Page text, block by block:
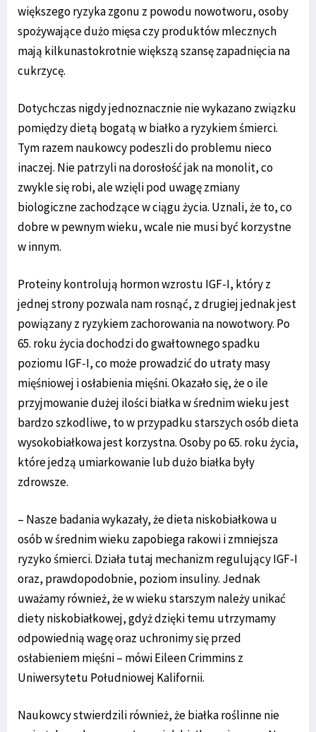
większego ryzyka zgonu z powodu nowotworu, osoby
spożywające dużo mięsa czy produktów mlecznych
mają kilkunastokrotnie większą szansę zapadnięcia na
cukrzycę.
Dotychczas nigdy jednoznacznie nie wykazano związku
pomiędzy dietą bogatą w białko a ryzykiem śmierci.
Tym razem naukowcy podeszli do problemu nieco
inaczej. Nie patrzyli na dorosłość jak na monolit, co
zwykle się robi, ale wzięli pod uwagę zmiany
biologiczne zachodzące w ciągu życia. Uznali, że to, co
dobre w pewnym wieku, wcale nie musi być korzystne
w innym.
Proteiny kontrolują hormon wzrostu IGF-I, który z
jednej strony pozwala nam rosnąć, z drugiej jednak jest
powiązany z ryzykiem zachorowania na nowotwory. Po
65. roku życia dochodzi do gwałtownego spadku
poziomu IGF-I, co może prowadzić do utraty masy
mięśniowej i osłabienia mięśni. Okazało się, że o ile
przyjmowanie dużej ilości białka w średnim wieku jest
bardzo szkodliwe, to w przypadku starszych osób dieta
wysokobiałkowa jest korzystna. Osoby po 65. roku życia,
które jedzą umiarkowanie lub dużo białka były
zdrowsze.
– Nasze badania wykazały, że dieta niskobiałkowa u
osób w średnim wieku zapobiega rakowi i zmniejsza
ryzyko śmierci. Działa tutaj mechanizm regulujący IGF-I
oraz, prawdopodobnie, poziom insuliny. Jednak
uważamy również, że w wieku starszym należy unikać
diety niskobiałkowej, gdyż dzięki temu utrzymamy
odpowiednią wagę oraz uchronimy się przed
osłabieniem mięśni – mówi Eileen Crimmins z
Uniwersytetu Południowej Kalifornii.
Naukowcy stwierdzili również, że białka roślinne nie